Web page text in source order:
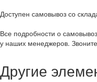
Доступен самовывоз со
Все подробности о
у наших менеджеров.
Другие